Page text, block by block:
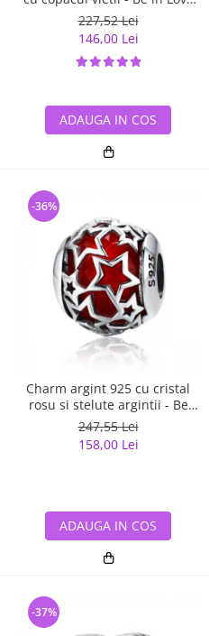
PST0105
227,52 Lei
146,00 Lei
ADAUGA IN COS
Charm argint 925 cu cristal
rosu si stelute argintii - Be
Nature PST0115
247,55 Lei
158,00 Lei
-36%
ADAUGA IN COS
-37%